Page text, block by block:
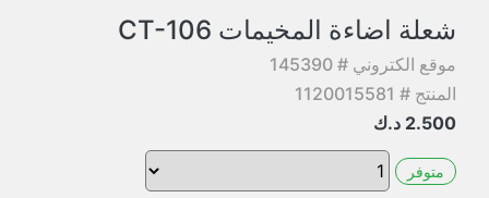
شعلة اضاءة المخيمات CT-106
موقع الكتروني # 145390
المنتج # 1120015581
2.500 د.ك
متوفر